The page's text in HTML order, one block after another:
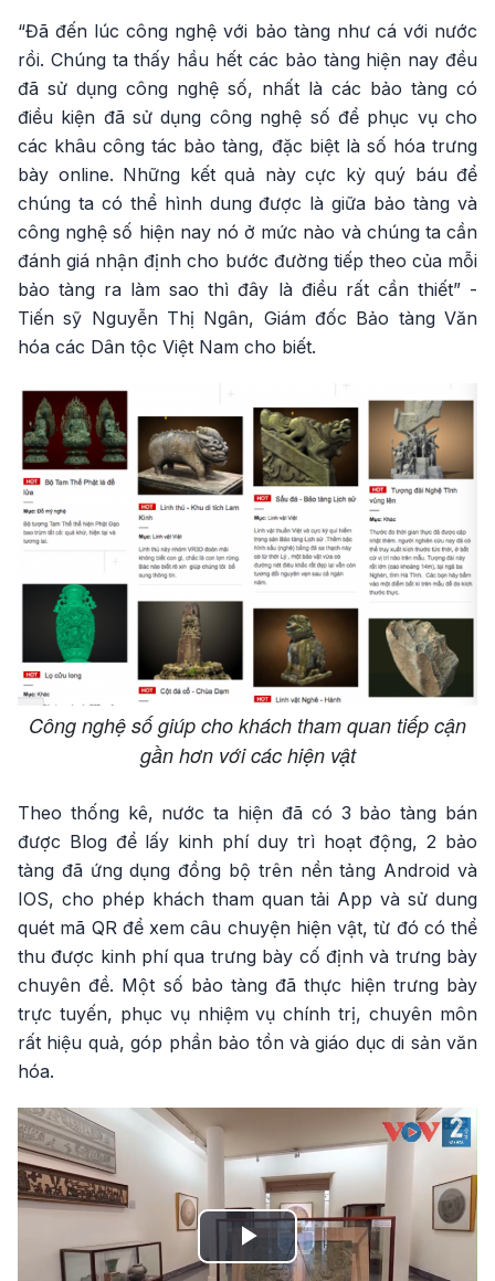
“Đã đến lúc công nghệ với bảo tàng như cá với nước
rồi. Chúng ta thấy hầu hết các bảo tàng hiện nay đều
đã sử dụng công nghệ số, nhất là các bảo tàng có
điều kiện đã sử dụng công nghệ số để phục vụ cho
các khâu công tác bảo tàng, đặc biệt là số hóa trưng
bày online. Những kết quả này cực kỳ quý báu để
chúng ta có thể hình dung được là giữa bảo tàng và
công nghệ số hiện nay nó ở mức nào và chúng ta cần
đánh giá nhận định cho bước đường tiếp theo của mỗi
bảo tàng ra làm sao thì đây là điều rất cần thiết” -
Tiến sỹ Nguyễn Thị Ngân, Giám đốc Bảo tàng Văn
hóa các Dân tộc Việt Nam cho biết.
Công nghệ số giúp cho khách tham quan tiếp cận
gần hơn với các hiện vật
Theo thống kê, nước ta hiện đã có 3 bảo tàng bán
được Blog để lấy kinh phí duy trì hoạt động, 2 bảo
tàng đã ứng dụng đồng bộ trên nền tảng Android và
IOS, cho phép khách tham quan tải App và sử dung
quét mã QR để xem câu chuyện hiện vật, từ đó có thể
thu được kinh phí qua trưng bày cố định và trưng bày
chuyên đề. Một số bảo tàng đã thực hiện trưng bày
trực tuyến, phục vụ nhiệm vụ chính trị, chuyên môn
rất hiệu quả, góp phần bảo tồn và giáo dục di sản văn
hóa.
Play